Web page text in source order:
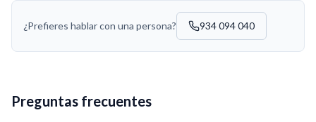
¿Prefieres hablar con una persona? 934 094 040
Preguntas frecuentes